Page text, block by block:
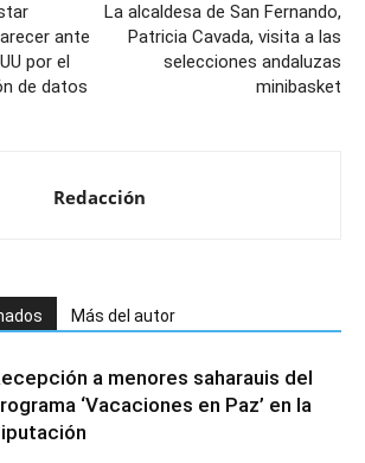
ante
por el
de datos
La alcaldesa de San Fernando,
Patricia Cavada, visita a las
selecciones andaluzas
minibasket
Redacción
Más del autor
a menores saharauis del
‘Vacaciones en Paz’ en la